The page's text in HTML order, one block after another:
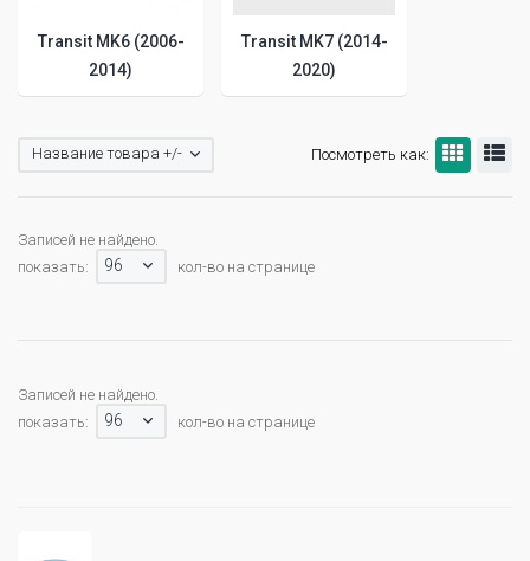
Transit MK6 (2006-
2014)
Transit MK7 (2014-
2020)
Посмотреть как:
Название товара +/-
Записей не найдено.
показать:
96 кол-во на странице
Записей не найдено.
показать:
96 кол-во на странице